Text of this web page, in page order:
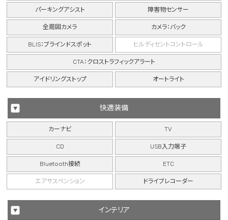
パーキングアシスト 障害物センサー
全周囲カメラ カメラ：バック
BLIS：ブラインドスポット ヒルディセントコントロール
CTA：クロストラフィックアラート
アイドリングストップ オートライト
快適装備
カーナビ TV
CD USB入力端子
Bluetooth接続 ETC
エアサスペンション ドライブレコーダー
インテリア